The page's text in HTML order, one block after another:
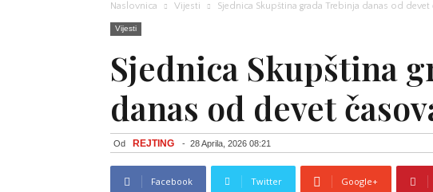
Naslovnica Vijesti Sjednica Skupština grada Trebinja danas od devet
Vijesti
Sjednica Skupština
danas od devet
Od REJTING - 28 Aprila, 2026 08:21
Facebook Twitter Google+